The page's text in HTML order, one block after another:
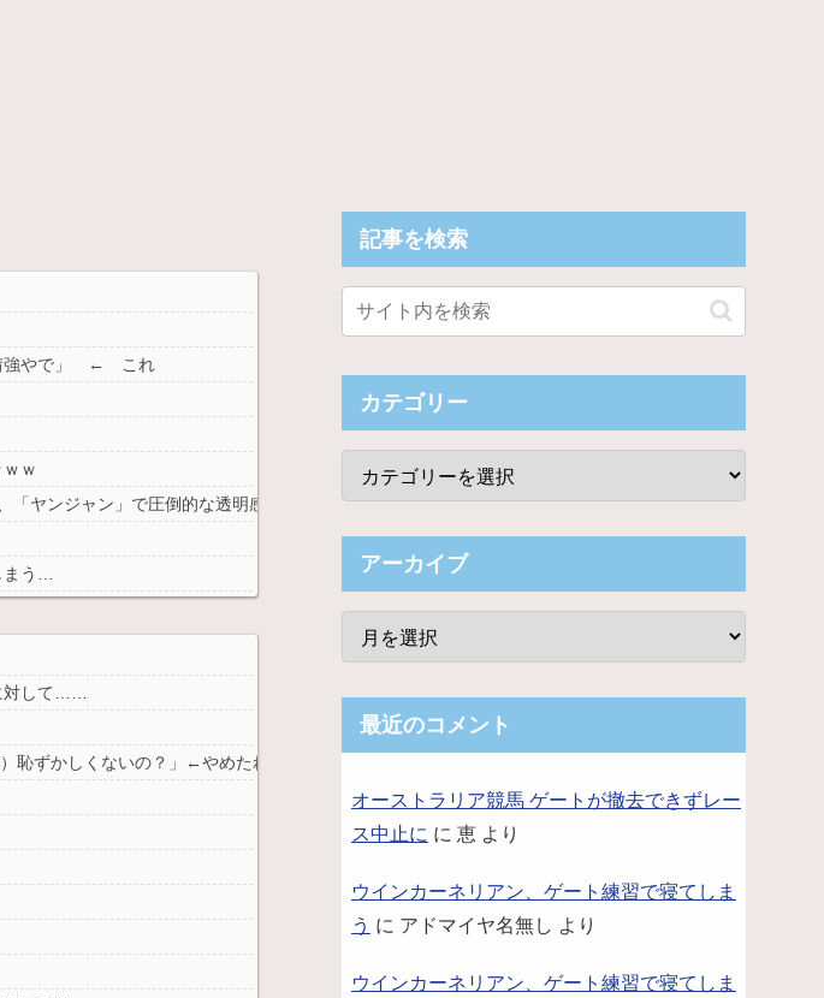
情強やで」 ← これ
ｗ
「ヤンジャン」で圧倒的な透明感ビジュアルを披露！！
う…
対して……
恥ずかしくないの？」←やめたれｗと話題に
記事を検索
カテゴリー
アーカイブ
最近のコメント
オーストラリア競馬 ゲートが撤去できずレー
ス中止に に 恵 より
ウインカーネリアン、ゲート練習で寝てしま
う に アドマイヤ名無し より
ウインカーネリアン、ゲート練習で寝てしま